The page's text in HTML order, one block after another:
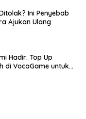
Ini Penyebab
Ajukan Ulang
Hadir: Top Up
di VocaGame untuk